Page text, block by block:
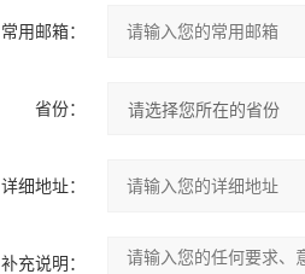
常用邮箱：
省份：
详细地址：
补充说明：